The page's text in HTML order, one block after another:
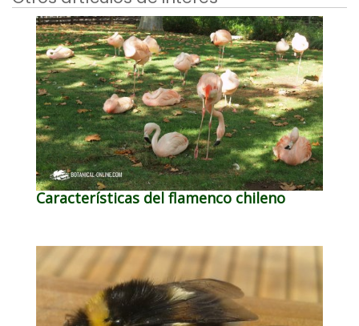
Características del flamenco chileno